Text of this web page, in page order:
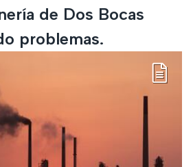
de Dos Bocas
problemas.